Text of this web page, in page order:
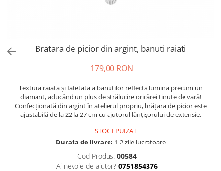
Bratara de picior din argint, banuti raiati
179,00 RON
Textura raiată și fațetată a bănuților reflectă lumina precum un
diamant, aducând un plus de strălucire oricărei ținute de vară!
Confecționată din argint în atelierul propriu, brățara de picior este
ajustabilă de la 22 la 27 cm cu ajutorul lănțișorului de extensie.
STOC EPUIZAT
Durata de livrare: 1-2 zile lucratoare
Cod Produs: 00584
Ai nevoie de ajutor? 0751854376